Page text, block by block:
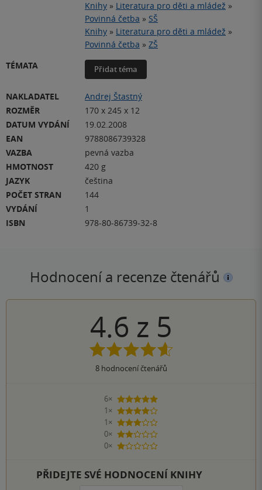
Knihy » Literatura pro děti a mládež »
Povinná četba » SŠ
Knihy » Literatura pro děti a mládež »
Povinná četba » ZŠ
TÉMATA
Přidat téma
NAKLADATEL
Andrej Štastný
ROZMĚR
170 x 245 x 12
DATUM VYDÁNÍ
19.02.2008
EAN
9788086739328
VAZBA
pevná vazba
HMOTNOST
420 g
JAZYK
čeština
POČET STRAN
144
VYDÁNÍ
1
ISBN
978-80-86739-32-8
Hodnocení a recenze čtenářů
4.6 z 5
8hodnocení čtenářů
6×
5 hvězdiček
1×
4 hvězdičky
1×
3 hvězdičky
0×
2 hvězdičky
0×
1 hvezdička
PŘIDEJTE SVÉ HODNOCENÍ KNIHY